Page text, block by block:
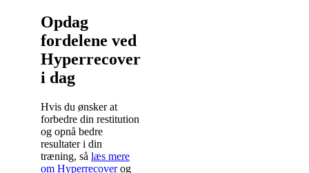
Opdag
fordelene ved
Hyperrecover
i dag
Hvis du ønsker at
forbedre din restitution
og opnå bedre
resultater i din
træning, så læs mere
om Hyperrecoverog